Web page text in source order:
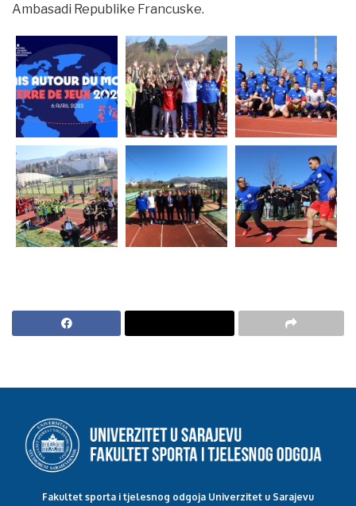
Ambasadi Republike Francuske.
Fakultet sporta i tjelesnog odgoja Univerzitet u Sarajevu